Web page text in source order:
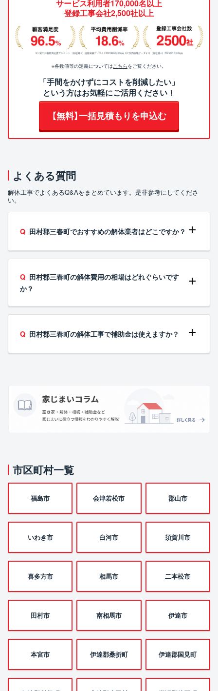
サービス利用者170,000名以上
登録工事会社2,500社以上
※各数値等の定義についてはこちらをご覧ください。
「手間をかけずにコストを削減したい」
という方はお気軽にご活用ください！
【無料】一括見積もりを申込む
よくある質問
解体工事でよくあるQ&Aをまとめています。是非参考にしてくださ
い。
田村郡三春町でおすすめの解体業者はどこですか？
田村郡三春町の解体費用の相場はどれぐらいです
か？
田村郡三春町の解体工事で補助金は使えますか？
市区町村一覧
福島市 会津若松市 郡山市
いわき市 白河市 須賀川市
喜多方市 相馬市 二本松市
田村市 南相馬市 伊達市
本宮市 伊達郡桑折町 伊達郡国見町